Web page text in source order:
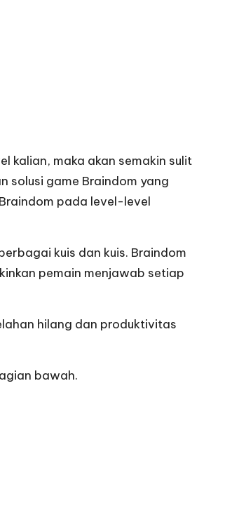
kalian, maka akan semakin sulit
solusi game Braindom yang
pada level-level
kuis dan kuis. Braindom
pemain menjawab setiap
hilang dan produktivitas
bawah.